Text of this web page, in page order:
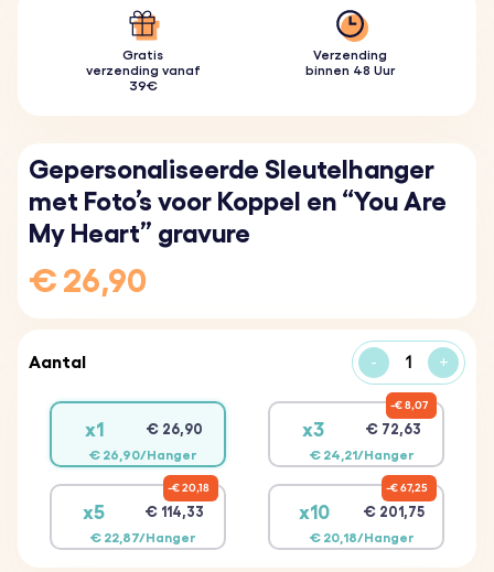
Gratis
verzending vanaf
39€
Verzending
binnen 48 Uur
Gepersonaliseerde Sleutelhanger
met Foto’s voor Koppel en “You Are
My Heart” gravure
€ 26,90
Aantal - +
x1 € 26,90
€ 26,90/Hanger
x3 € 72,63
€ 24,21/Hanger
€ 8,07
x5 € 114,33
€ 22,87/Hanger
€ 20,18
x10 € 201,75
€ 20,18/Hanger
€ 67,25